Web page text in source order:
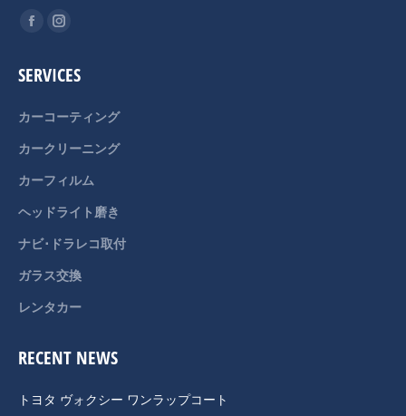
Find us on:
Facebook
opens
new
window
Instagram
opens
new
window
SERVICES
カーコーティング
カークリーニング
カーフィルム
ヘッドライト磨き
ナビ･ドラレコ取付
ガラス交換
レンタカー
RECENT NEWS
トヨタ ヴォクシー ワンラップコート